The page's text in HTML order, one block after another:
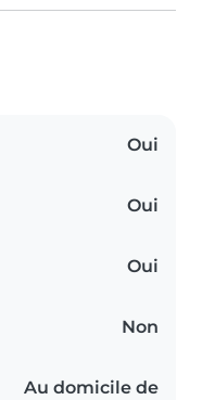
Oui
Oui
Oui
Non
Au domicile de